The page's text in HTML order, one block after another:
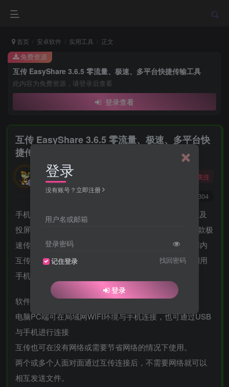
首页 安卓软件 实用工具 正文
互传 EasyShare 3.6.5 零流量、极速、多平台快捷传输工具
此内容为免费资源，请登录后查看
登录查看
免费资源
互传 EasyShare 3.6.5 零流量、极速、多平台快
捷传输工具
勇敢的大野狼
酒醒只在花前坐，酒醉还来花下眠。
关注
304
手机之间零流量、极速、电脑与手机等多平台快捷传输及
投屏工具——互传由vivo出品，在多平台快捷传输的一款极
速传输数据的工具，零流量分享文件，可在WIFI局域网内
互传，也可在没有WIFI网络或没有移动网络的情况下利用
手机网络热点给附近好友传输手机图片音乐等文件。
软件特点
电脑PC端可在局域网WIFI环境与手机连接，也可通过USB
与手机进行连接
互传也可在没有网络或需要节省网络的情况下使用。
两个或多个人面对面通过互传连接后，不需要网络就可以
相互发送文件。
登录
没有账号？立即注册
用户名或邮箱
登录密码
记住登录 找回密码
登录